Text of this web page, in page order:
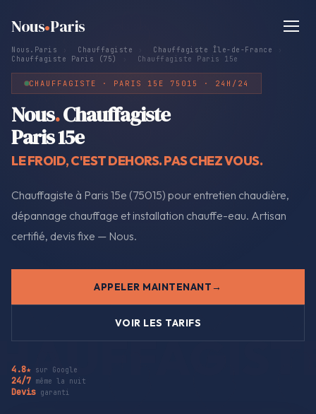
Nous Paris
Nous.Paris Chauffagiste Chauffagiste Île-de-France
Chauffagiste Paris (75)
Chauffagiste Paris 15e
CHAUFFAGISTE · PARIS 15E 75015 · 24H/24
Nous.Chauffagiste
Paris 15e
LE FROID, C'EST DEHORS. PAS CHEZ VOUS.
Chauffagiste à Paris 15e (75015) pour entretien chaudière,
dépannage chauffage et installation chauffe-eau. Artisan
certifié, devis fixe — Nous.
APPELER MAINTENANT
VOIR LES TARIFS
4.8★ sur Google
24/7 même la nuit
Devis garanti